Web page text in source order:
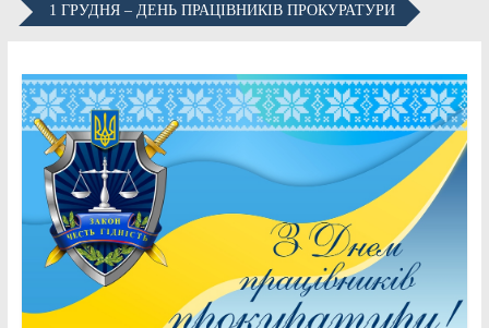
1 ГРУДНЯ – ДЕНЬ ПРАЦІВНИКІВ ПРОКУРАТУРИ